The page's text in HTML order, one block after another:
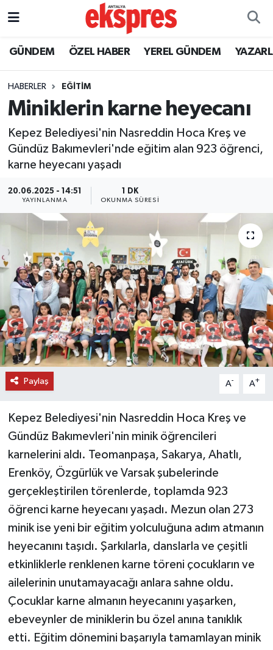
GÜNDEM ÖZEL HABER YEREL GÜNDEM
HABERLER EĞİTİM
Miniklerin karne heyecanı
Kepez Belediyesi'nin Nasreddin Hoca Kreş ve
Gündüz Bakımevleri'nde eğitim alan 923 öğrenci,
karne heyecanı yaşadı
20.06.2025 - 14:51
YAYINLANMA
1 DK
OKUNMA SÜRESI
Paylaş A- A+
Kepez Belediyesi'nin Nasreddin Hoca Kreş ve
Gündüz Bakımevleri'nin minik öğrencileri
karnelerini aldı. Teomanpaşa, Sakarya, Ahatlı,
Erenköy, Özgürlük ve Varsak şubelerinde
gerçekleştirilen törenlerde, toplamda 923
öğrenci karne heyecanı yaşadı. Mezun olan 273
minik ise yeni bir eğitim yolculuğuna adım atmanın
heyecanını taşıdı. Şarkılarla, danslarla ve çeşitli
etkinliklerle renklenen karne töreni çocukların ve
ailelerinin unutamayacağı anlara sahne oldu.
Çocuklar karne almanın heyecanını yaşarken,
ebeveynler de miniklerin bu özel anına tanıklık
etti. Eğitim dönemini başarıyla tamamlayan minik
ÖZEL HABER
YEREL GÜNDEM
EKONOMİ
KÜLTÜR - SANAT
SPOR
SİYASET
SAĞLIK
DÜNYA
EĞİTİM
TURİZM
RÖPORTAJ
VİDEO HABERLER
YAZARLAR
RESMİ İLAN
MAGAZİN
Nöbetçi Eczaneler
Trafik Durumu
Süper Lig Puan Durumu ve Fikstür
Tüm Manşetler
Son Dakika Haberleri
Haber Arşivi